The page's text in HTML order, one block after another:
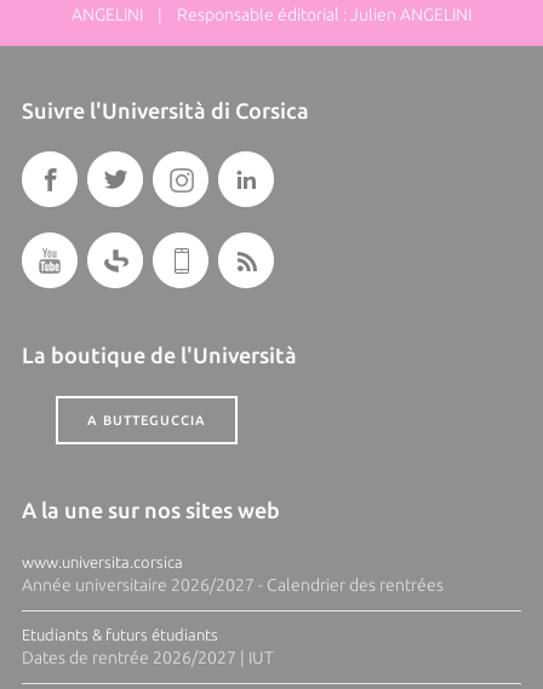
ANGELINI | Responsable éditorial : Julien ANGELINI
Suivre l'Università di Corsica
La boutique de l'Università
A BUTTEGUCCIA
A la une sur nos sites web
www.universita.corsica
Année universitaire 2026/2027 - Calendrier des rentrées
Etudiants & futurs étudiants
Dates de rentrée 2026/2027 | IUT